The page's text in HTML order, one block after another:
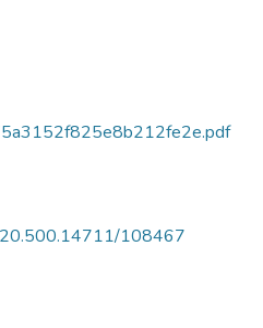
20.500.14711/108467